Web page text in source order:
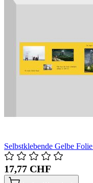
Selbstklebende Gelbe
17,77 CHF